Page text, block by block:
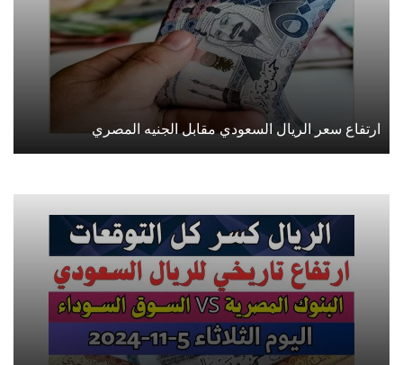
ارتفاع سعر الريال السعودي مقابل الجنيه المصري